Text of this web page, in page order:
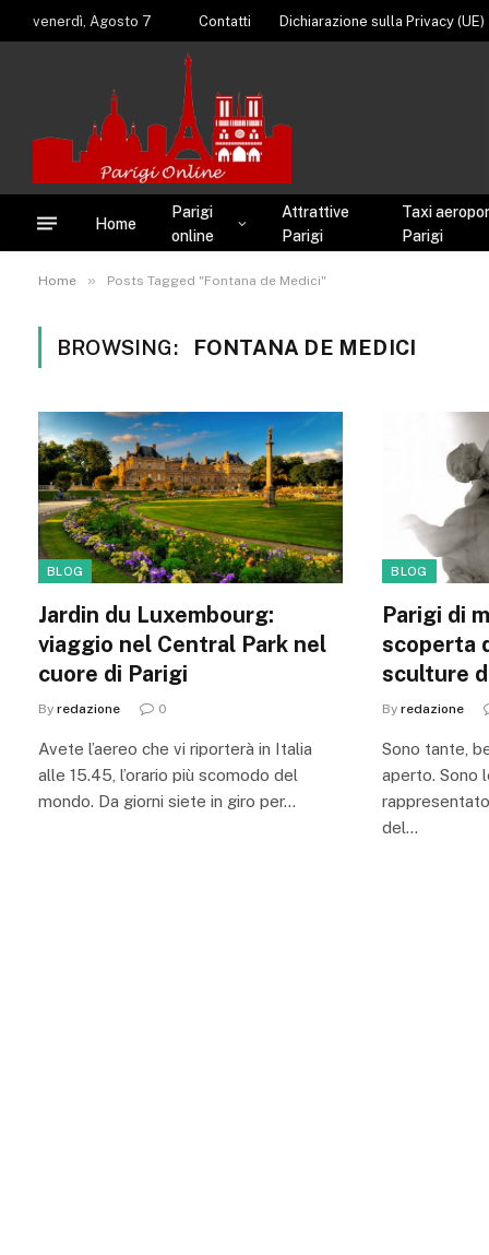
venerdì, Agosto 7 Contatti Dichiarazione sulla Privacy (UE)
Home
Parigi
online
Attrattive
Parigi
Taxi
Parigi
Home » Posts Tagged "Fontana de Medici"
BROWSING: FONTANA DE MEDICI
BLOG
Jardin du Luxembourg:
viaggio nel Central Park nel
cuore di Parigi
By redazione 0
Avete l’aereo che vi riporterà in Italia
alle 15.45, l’orario più scomodo del
mondo. Da giorni siete in giro per…
BLOG
Parigi di
scoperta
sculture
By redazione
Sono tante,
aperto. Sono
del…